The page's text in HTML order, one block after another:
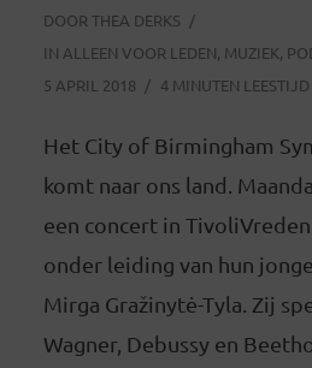
DOOR THEA DERKS
IN ALLEEN VOOR LEDEN, MUZIEK,
5 APRIL 2018
4 MINUTEN LEESTIJD
Het City of Birmingham
komt naar ons land.
een concert in
onder leiding van hun
Mirga Gražinytė-Tyla. Zij
Wagner, Debussy en